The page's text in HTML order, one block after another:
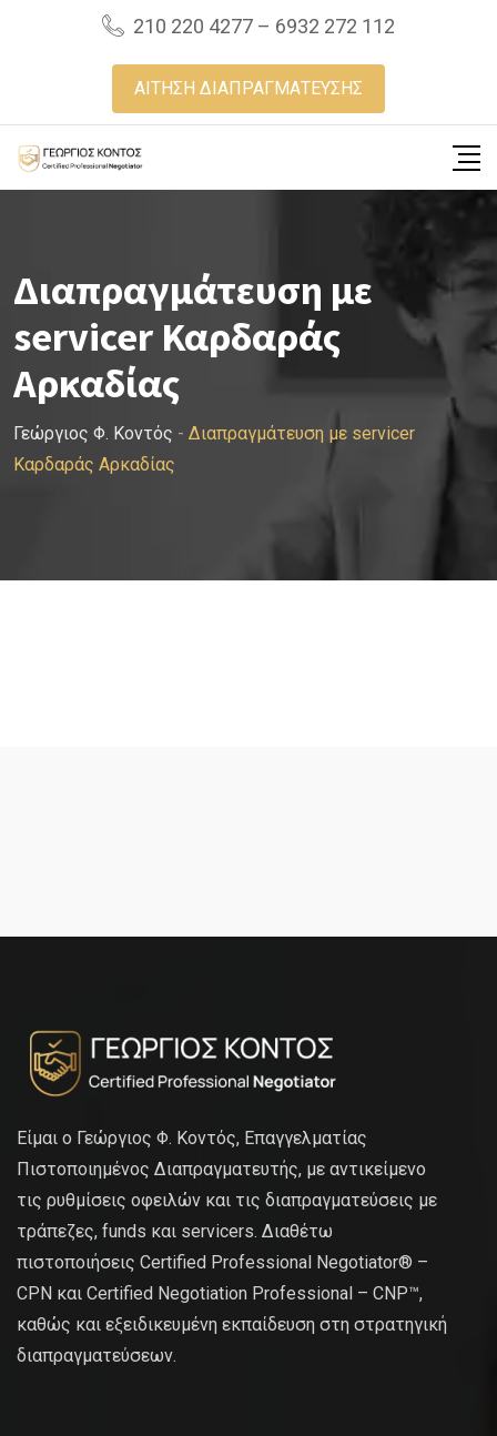
210 220 4277 – 6932 272 112
ΑΙΤΗΣΗ ΔΙΑΠΡΑΓΜΑΤΕΥΣΗΣ
Διαπραγμάτευση με
servicer Καρδαράς
Αρκαδίας
Γεώργιος Φ. Κοντός - Διαπραγμάτευση με servicer
Καρδαράς Αρκαδίας
Είμαι ο Γεώργιος Φ. Κοντός, Επαγγελματίας
Πιστοποιημένος Διαπραγματευτής, με αντικείμενο
τις ρυθμίσεις οφειλών και τις διαπραγματεύσεις με
τράπεζες, funds και servicers. Διαθέτω
πιστοποιήσεις Certified Professional Negotiator® –
CPN και Certified Negotiation Professional – CNP™,
καθώς και εξειδικευμένη εκπαίδευση στη στρατηγική
διαπραγματεύσεων.